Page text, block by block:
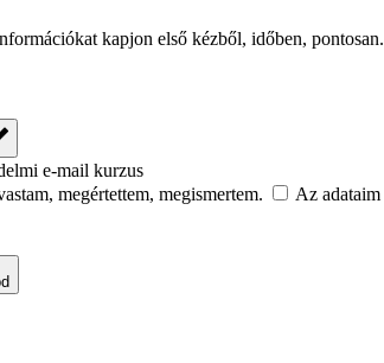
kapjon első kézből, időben, pontosan.
e-mail kurzus
megértettem, megismertem. Az adataim